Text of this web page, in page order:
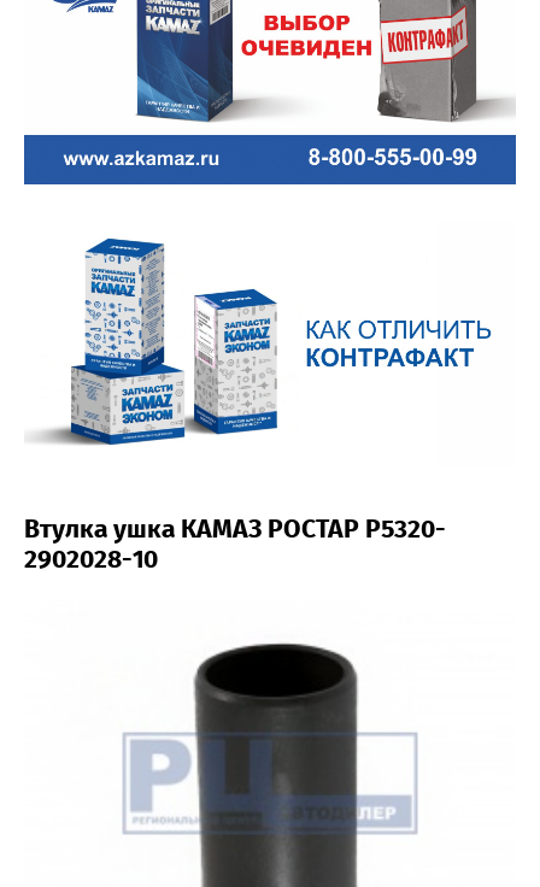
Втулка ушка КАМАЗ РОСТАР Р5320-
2902028-10